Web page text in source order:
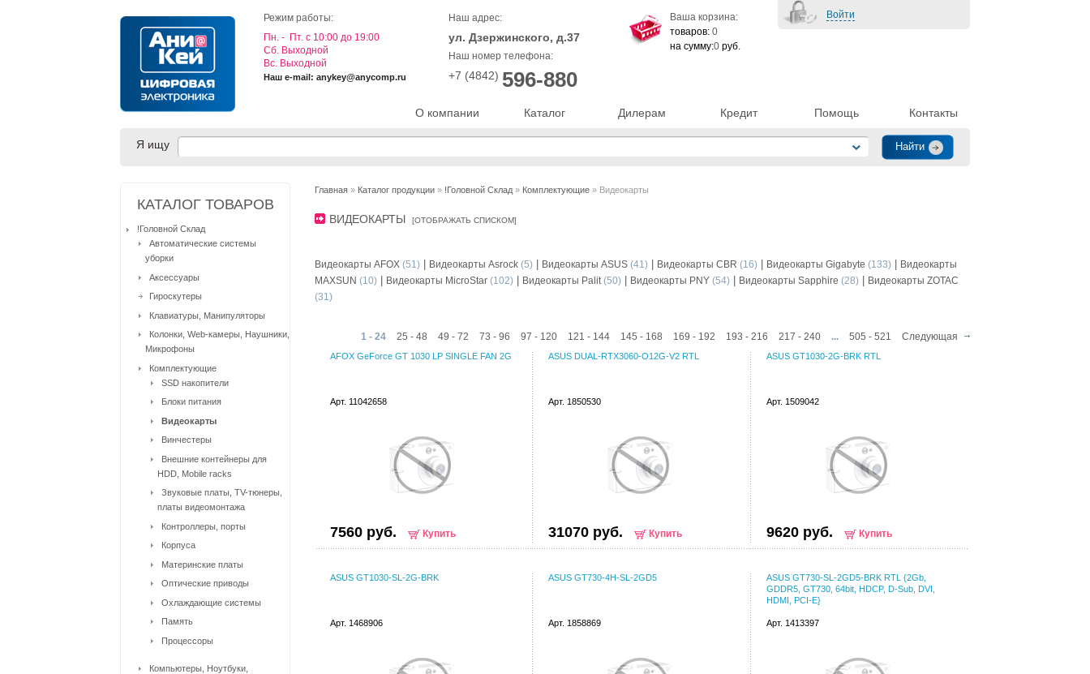
О компании Каталог Дилерам Кредит Помощь Контакты
Режим работы:
Пн. - Пт. с 10:00 до 19:00
Cб. Выходной
Вс. Выходной
Наш e-mail: anykey@anycomp.ru
Наш адрес:
ул. Дзержинского, д.37
Наш номер телефона:
+7 (4842) 596-880
Войти
Ваша корзина:
товаров: 0
на сумму:0 руб.
Я ищу
Главная » Каталог продукции » !Головной Склад » Комплектующие » Видеокарты
ВИДЕОКАРТЫ [ОТОБРАЖАТЬ СПИСКОМ]
Видеокарты AFOX (51) Видеокарты Asrock (5) Видеокарты ASUS (41) Видеокарты CBR (16) Видеокарты Gigabyte (133)
Видеокарты
MAXSUN (10) Видеокарты MicroStar (102) Видеокарты Palit(50) Видеокарты PNY (54) Видеокарты Sapphire (28)
Видеокарты ZOTAC
(31)
1 - 24 25 - 48 49 - 72 73 - 96 97 - 120 121 - 144 145 - 168 169 - 192 193 - 216 217 - 240 ... 505 - 521 Следующая
AFOX GeForce GT 1030 LP SINGLE FAN 2G
Арт. 11042658
7560 руб. Купить
ASUS DUAL-RTX3060-O12G-V2 RTL
Арт. 1850530
31070 руб. Купить
ASUS GT1030-2G-BRK RTL
Арт. 1509042
9620 руб. Купить
ASUS GT1030-SL-2G-BRK
Арт. 1468906
ASUS GT730-4H-SL-2GD5
Арт. 1858869
ASUS GT730-SL-2GD5-BRK RTL {2Gb,
GDDR5, GT730, 64bit, HDCP, D-Sub, DVI,
HDMI, PCI-E}
Арт. 1413397
КАТАЛОГ ТОВАРОВ
!Головной Склад
Автоматические системы
уборки
Аксессуары
Гироскутеры
Клавиатуры, Манипуляторы
Колонки, Web-камеры, Наушники,
Микрофоны
Комплектующие
SSD накопители
Блоки питания
Видеокарты
Винчестеры
Внешние контейнеры для
HDD, Mobile racks
Звуковые платы, TV-тюнеры,
платы видеомонтажа
Контроллеры, порты
Корпуса
Материнские платы
Оптические приводы
Охлаждающие системы
Память
Процессоры
Компьютеры, Ноутбуки,